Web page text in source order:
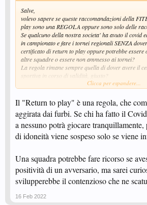
Salve,
volevo sapere se queste raccomandazioni della
play sono una REGOLA oppure sono solo delle
Se qualcuno della nostra societa' ha avuto il covid
in campionato e fare i tornei regionali SENZA
certificato di return to play oppure potrebbe essere
altre squadre o essere non ammesso ai tornei?
La regola rimane sempre quella di dover avere il
sportiva in corso di validità, giusto?
molti sono guariti dal covid e non sapevano di
squadra sta approfittando della cosa per fare
Clicca per espandere...
Il "Return to play" è una regola, che
aggirata dai furbi. Se chi ha fatto il
a nessuno potrà giocare
di idoneità viene sospeso solo se viene
Una squadra potrebbe fare ricorso se
positività di un avversario, ma sarei
svilupperebbe il contenzioso che ne
16 Feb 2022